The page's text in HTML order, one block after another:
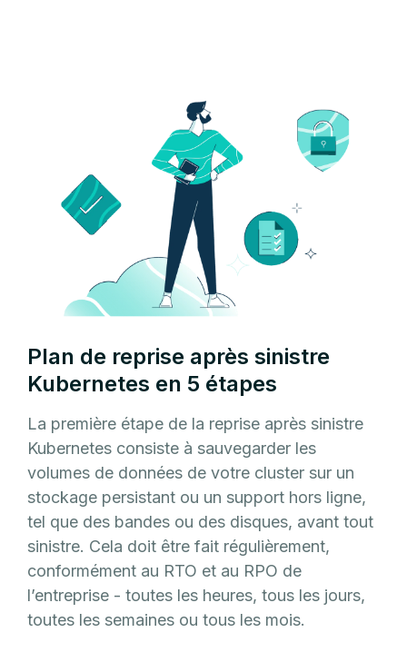
Plan de reprise après sinistre
Kubernetes en 5 étapes
La première étape de la reprise après sinistre
Kubernetes consiste à sauvegarder les
volumes de données de votre cluster sur un
stockage persistant ou un support hors ligne,
tel que des bandes ou des disques, avant tout
sinistre. Cela doit être fait régulièrement,
conformément au RTO et au RPO de
l’entreprise - toutes les heures, tous les jours,
toutes les semaines ou tous les mois.